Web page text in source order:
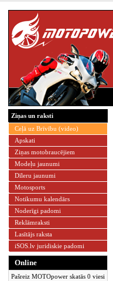
Ziņas un raksti
Ceļā uz Brīvību (video)
Apskati
Ziņas motobraucējiem
Modeļu jaunumi
Dīleru jaunumi
Motosports
Notikumu kalendārs
Noderīgi padomi
Reklāmraksti
Lasītājs raksta
iSOS.lv juridiskie padomi
Online
Pašreiz MOTOpower skatās 0 viesi